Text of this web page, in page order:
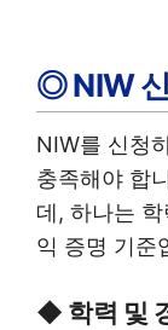
◎ NIW
NIW를 신청
충족해야 합
데, 하나는
익 증명 기준
◆ 학력 및